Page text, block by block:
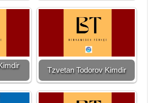
Tzvetan Todorov Kimdir